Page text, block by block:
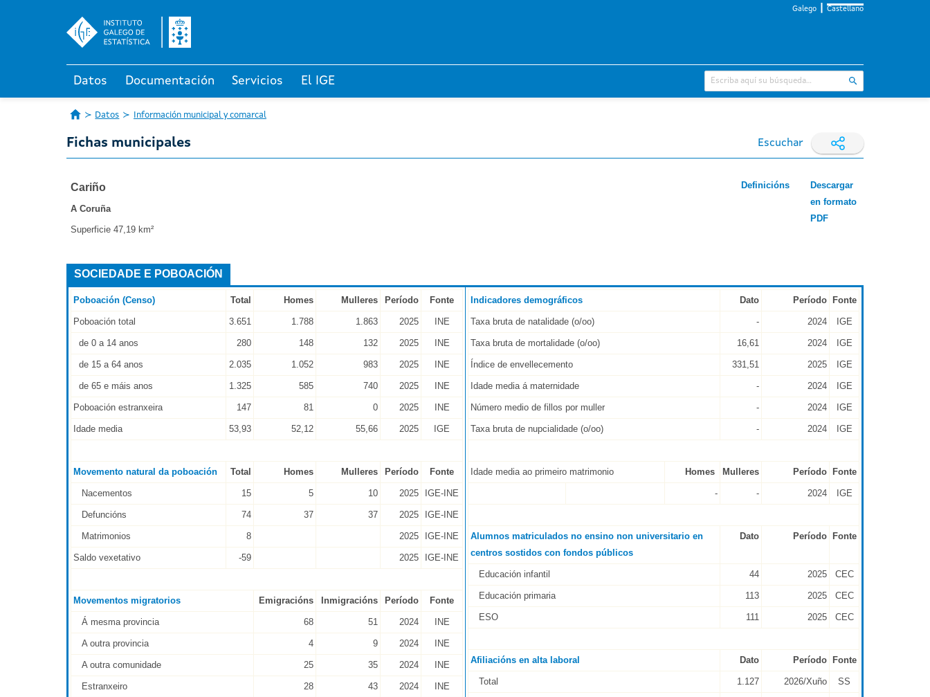
Galego Castellano
Datos Documentación Servicios El IGE
Datos Información municipal y comarcal
Fichas municipales Escuchar
Cariño
A Coruña
Superficie 47,19 km²
Definicións
Descargar
en formato
PDF
SOCIEDADE E POBOACIÓN
Poboación (Censo) Total Homes Mulleres Período Fonte
Poboación total 3.651 1.788 1.863 2025 INE
de 0 a 14 anos 280 148 132 2025 INE
de 15 a 64 anos 2.035 1.052 983 2025 INE
de 65 e máis anos 1.325 585 740 2025 INE
Poboación estranxeira 147 81 0 2025 INE
Idade media 53,93 52,12 55,66 2025 IGE
Movemento natural da poboación Total Homes Mulleres Período Fonte
Nacementos 15 5 10 2025 IGE-INE
Defuncións 74 37 37 2025 IGE-INE
Matrimonios 8 2025 IGE-INE
Saldo vexetativo -59 2025 IGE-INE
Movementos migratorios Emigracións Inmigracións Período Fonte
Á mesma provincia 68 51 2024 INE
A outra provincia 4 9 2024 INE
A outra comunidade 25 35 2024 INE
Estranxeiro 28 43 2024 INE
Indicadores demográficos Dato Período Fonte
Taxa bruta de natalidade (o/oo) - 2024 IGE
Taxa bruta de mortalidade (o/oo) 16,61 2024 IGE
Índice de envellecemento 331,51 2025 IGE
Idade media á maternidade - 2024 IGE
Número medio de fillos por muller - 2024 IGE
Taxa bruta de nupcialidade (o/oo) - 2024 IGE
Idade media ao primeiro matrimonio Homes Mulleres Período Fonte
- - 2024 IGE
Alumnos matriculados no ensino non universitario en
centros sostidos con fondos públicos
Dato Período Fonte
Educación infantil 44 2025 CEC
Educación primaria 113 2025 CEC
ESO 111 2025 CEC
Afiliacións en alta laboral Dato Período Fonte
Total 1.127 2026/Xuño SS